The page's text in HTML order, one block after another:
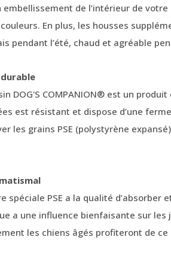
embellissement de l’intérieur de
En plus, les housses
pendant l’été, chaud et agréable
durable
DOG'S COMPANION® est un
est résistant et dispose d’une
les grains PSE (polystyrène
spéciale PSE a la qualité
a une influence bienfaisante sur les
les chiens âgés profiteront de